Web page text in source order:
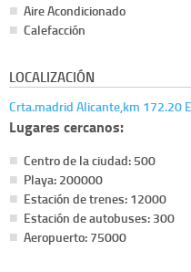
Aire Acondicionado
Calefacción
LOCALIZACIÓN
Crta.madrid Alicante,km 172.20
Lugares cercanos:
Centro de la ciudad: 500
Playa: 200000
Estación de trenes: 12000
Estación de autobuses: 300
Aeropuerto: 75000